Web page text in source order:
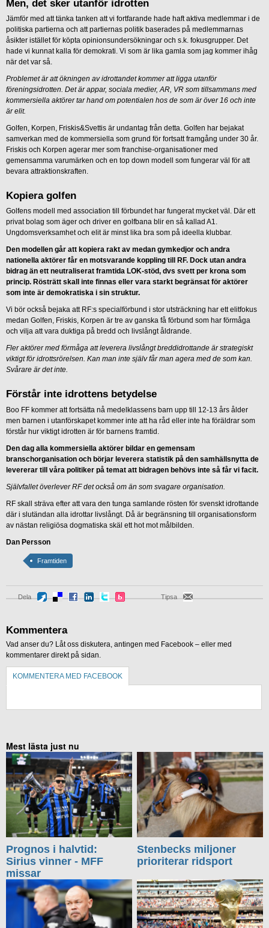
Men, det sker utanför idrotten
Jämför med att tänka tanken att vi fortfarande hade haft aktiva medlemmar i de
politiska partierna och att partiernas politik baserades på medlemmarnas
åsikter istället för köpta opinionsundersökningar och s.k. fokusgrupper. Det
hade vi kunnat kalla för demokrati. Vi som är lika gamla som jag kommer ihåg
när det var så.
Problemet är att ökningen av idrottandet kommer att ligga utanför
föreningsidrotten. Det är appar, sociala medier, AR, VR som tillsammans med
kommersiella aktörer tar hand om potentialen hos de som är över 16 och inte
är elit.
Golfen, Korpen, Friskis&Svettis är undantag från detta. Golfen har bejakat
samverkan med de kommersiella som grund för fortsatt framgång under 30 år.
Friskis och Korpen agerar mer som franchise-organisationer med
gemensamma varumärken och en top down modell som fungerar väl för att
bevara attraktionskraften.
Kopiera golfen
Golfens modell med association till förbundet har fungerat mycket väl. Där ett
privat bolag som äger och driver en golfbana blir en så kallad A1.
Ungdomsverksamhet och elit är minst lika bra som på ideella klubbar.
Den modellen går att kopiera rakt av medan gymkedjor och andra
nationella aktörer får en motsvarande koppling till RF. Dock utan andra
bidrag än ett neutraliserat framtida LOK-stöd, dvs svett per krona som
princip. Rösträtt skall inte finnas eller vara starkt begränsat för aktörer
som inte är demokratiska i sin struktur.
Vi bör också bejaka att RF:s specialförbund i stor utsträckning har ett elitfokus
medan Golfen, Friskis, Korpen är tre av ganska få förbund som har förmåga
och vilja att vara duktiga på bredd och livslångt åldrande.
Fler aktörer med förmåga att leverera livslångt breddidrottande är strategiskt
viktigt för idrottsrörelsen. Kan man inte själv får man agera med de som kan.
Svårare är det inte.
Förstår inte idrottens betydelse
Boo FF kommer att fortsätta nå medelklassens barn upp till 12-13 års ålder
men barnen i utanförskapet kommer inte att ha råd eller inte ha föräldrar som
förstår hur viktigt idrotten är för barnens framtid.
Den dag alla kommersiella aktörer bildar en gemensam
branschorganisation och börjar leverera statistik på den samhällsnytta de
levererar till våra politiker på temat att bidragen behövs inte så får vi facit.
Självfallet överlever RF det också om än som svagare organisation.
RF skall sträva efter att vara den tunga samlande rösten för svenskt idrottande
där i slutändan alla idrottar livslångt. Då är begränsning till organisationsform
av nästan religiösa dogmatiska skäl ett hot mot målbilden.
Dan Persson
Framtiden
Dela Tipsa
Kommentera
Vad anser du? Låt oss diskutera, antingen med Facebook – eller med
kommentarer direkt på sidan.
KOMMENTERA MED FACEBOOK
Mest lästa just nu
Prognos i halvtid:
Sirius vinner - MFF
missar
Stenbecks miljoner
prioriterar ridsport